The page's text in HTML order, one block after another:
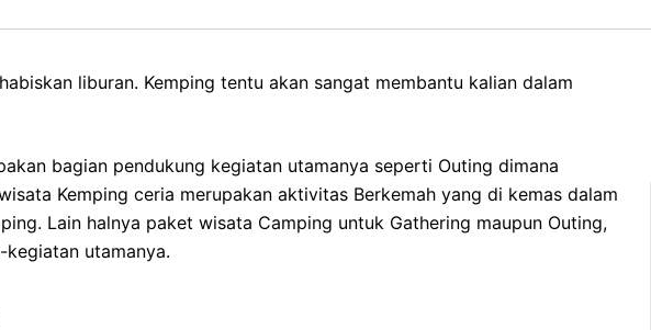
liburan. Kemping tentu akan sangat membantu kalian dalam
bagian pendukung kegiatan utamanya seperti Outing dimana
Kemping ceria merupakan aktivitas Berkemah yang di kemas dalam
Lain halnya paket wisata Camping untuk Gathering maupun Outing,
utamanya.